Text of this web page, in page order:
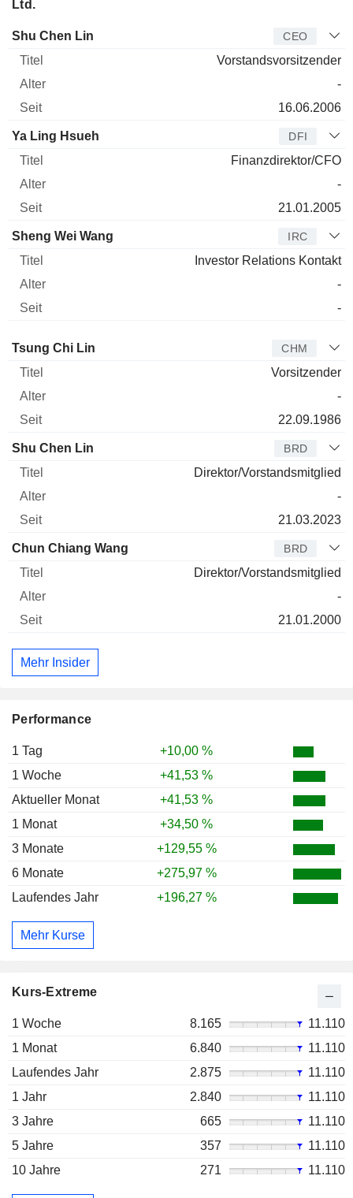
Performance
1 Tag
+10,00 %
1 Woche
+41,53 %
Aktueller Monat
+41,53 %
1 Monat
+34,50 %
3 Monate
+129,55 %
6 Monate
+275,97 %
Laufendes Jahr
+196,27 %
Mehr Kurse
Kurs-Extreme
1 Woche 8.165
11.110
1 Monat
6.840
11.110
Laufendes Jahr
2.875
11.110
1 Jahr
2.840
11.110
3 Jahre
665
11.110
5 Jahre
357
11.110
10 Jahre
271 11.110
Ltd.
Manager Titel
Shu Chen Lin CEO
Vorstandsvorsitzender
-
16.06.2006
Ya Ling Hsueh DFI
Finanzdirektor/CFO
-
21.01.2005
Sheng Wei Wang IRC
Investor Relations Kontakt
-
-
Verwaltungsratsmitglied
Tsung Chi Lin CHM
Vorsitzender
-
22.09.1986
Shu Chen Lin BRD
Direktor/Vorstandsmitglied
-
21.03.2023
Chun Chiang Wang BRD
Direktor/Vorstandsmitglied
-
21.01.2000
Mehr Insider